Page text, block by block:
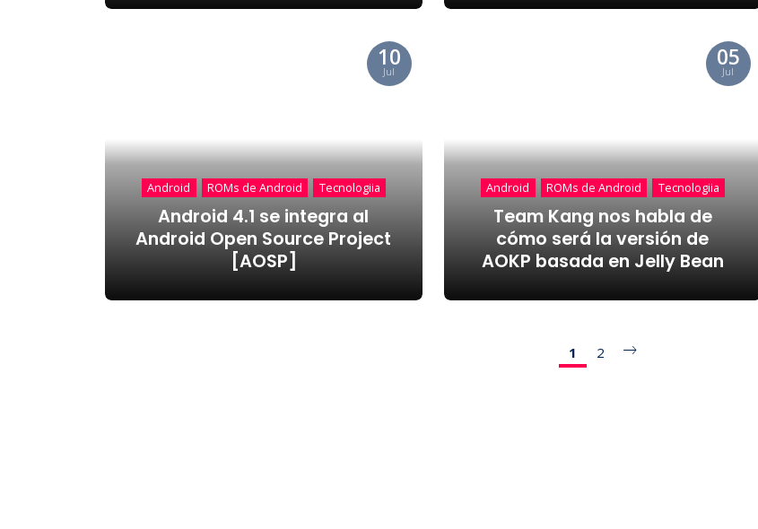
10
Jul
Android ROMs de Android Tecnologiia
Android 4.1 se integra al
Android Open Source Project
[AOSP]
05
Jul
Android ROMs de Android Tecnologiia
Team Kang nos habla de
cómo será la versión de
AOKP basada en Jelly Bean
1 2